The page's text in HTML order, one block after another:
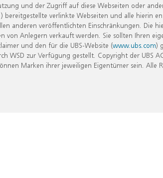
und der Zugriff auf diese Webseiten oder
verlinkte Webseiten und alle hierin
anderen veröffentlichten Einschränkungen. Die
Anlegern verkauft werden. Sie sollten Ihren
und den für die UBS-Website (www.ubs.com)
zur Verfügung gestellt. Copyright der UBS
Marken ihrer jeweiligen Eigentümer sein. Alle